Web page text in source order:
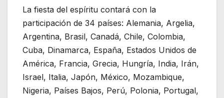
La fiesta del espíritu contará con la
participación de 34 países: Alemania, Argelia,
Argentina, Brasil, Canadá, Chile, Colombia,
Cuba, Dinamarca, España, Estados Unidos de
América, Francia, Grecia, Hungría, India, Irán,
Israel, Italia, Japón, México, Mozambique,
Nigeria, Países Bajos, Perú, Polonia, Portugal,